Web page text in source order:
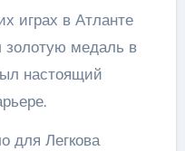
играх в Атланте
золотую медаль в
настоящий
для Легкова